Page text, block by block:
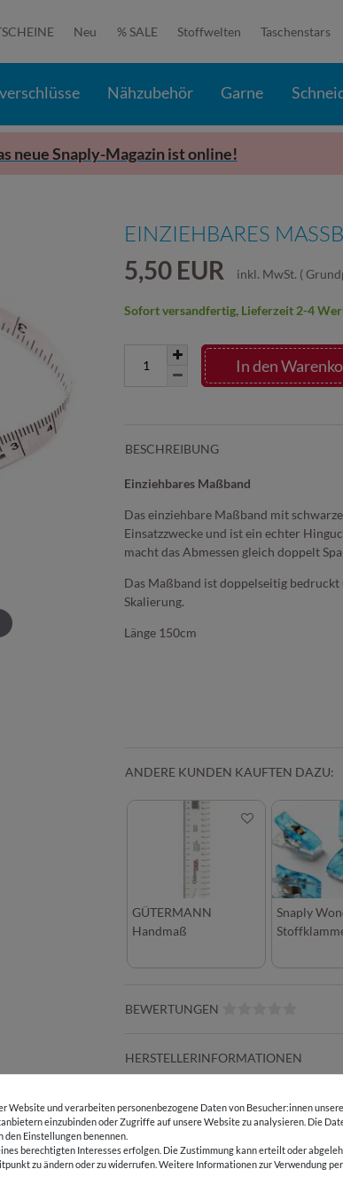
Neu % SALE Stoffwelten Taschenstars
Nähzubehör Garne
neue Snaply-Magazin ist online!
EINZIEHBARES
5,50 EUR inkl. MwSt. (
In den
Sofort versandfertig, Lieferzeit 2-4
BESCHREIBUNG
Einziehbares Maßband
Das einziehbare Maßband mit
Einsatzzwecke und ist ein echter
macht das Abmessen gleich doppelt
Das Maßband ist doppelseitig
Skalierung.
Länge 150cm
ANDERE KUNDEN KAUFTEN DAZU:
GÜTERMANN
Handmaß
Snaply
BEWERTUNGEN
HERSTELLERINFORMATIONEN
Über 98% positive
Bewertungen
und verarbeiten personenbezogene Daten von Besucher:innen
einzubinden oder Zugriffe auf unsere Website zu analysieren. Die
Einstellungen benennen.
berechtigten Interesses erfolgen. Die Zustimmung kann erteilt oder
zu ändern oder zu widerrufen. Weitere Informationen zur Verwendung